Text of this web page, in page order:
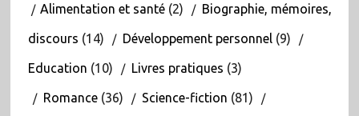
Alimentation et santé(2) Biographie, mémoires,
discours (14) Développement personnel(9)
Education (10) Livres pratiques (3)
Romance(36) Science-fiction (81)